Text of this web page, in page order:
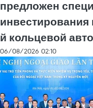
предложен
инвестирования
й кольцевой
06/08/2026 02:10